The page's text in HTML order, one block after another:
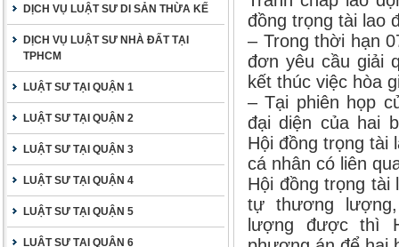
DỊCH VỤ LUẬT SƯ DI SẢN THỪA KẾ
DỊCH VỤ LUẬT SƯ NHÀ ĐẤT TẠI
TPHCM
LUẬT SƯ TẠI QUẬN 1
LUẬT SƯ TẠI QUẬN 2
LUẬT SƯ TẠI QUẬN 3
LUẬT SƯ TẠI QUẬN 4
LUẬT SƯ TẠI QUẬN 5
LUẬT SƯ TẠI QUẬN 6
đồng trọng tài lao
– Trong thời hạn
đơn yêu cầu giải
kết thúc việc hòa
– Tại phiên họp
đại diện của hai
Hội đồng trọng tài
cá nhân có liên
Hội đồng trọng tài
tự thương
lượng được thì